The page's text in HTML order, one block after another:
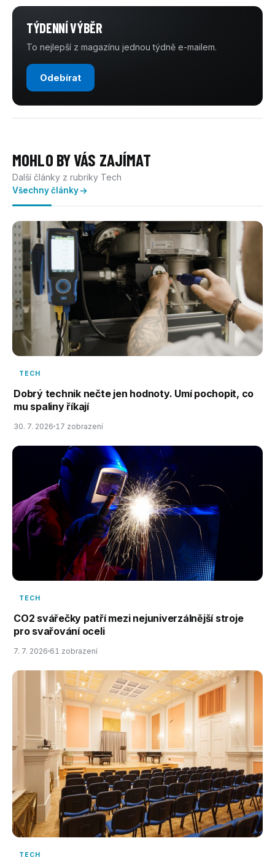
TÝDENNÍ VÝBĚR
To nejlepší z magazínu jednou týdně e-mailem.
Odebírat
MOHLO BY VÁS ZAJÍMAT
Další články z rubriky Tech
Všechny články
TECH
Dobrý technik nečte jen hodnoty. Umí pochopit, co
mu spaliny říkají
30. 7. 2026 17 zobrazení
TECH
CO2 svářečky patří mezi nejuniverzálnější stroje
pro svařování oceli
7. 7. 2026 61 zobrazení
TECH